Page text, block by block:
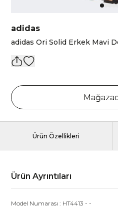
adidas
adidas Ori Solid Erkek Mavi
Ürün Özellikleri
Ürün Ayrıntıları
Model Numarası : HT4413 --